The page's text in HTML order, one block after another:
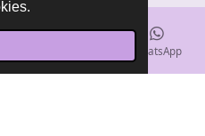
WhatsApp